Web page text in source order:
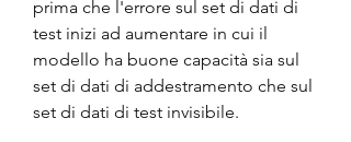
prima che l'errore sul set di dati di
test inizi ad aumentare in cui il
modello ha buone capacità sia sul
set di dati di addestramento che sul
set di dati di test invisibile.